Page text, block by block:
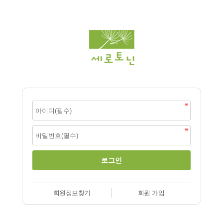
회원정보찾기 회원 가입